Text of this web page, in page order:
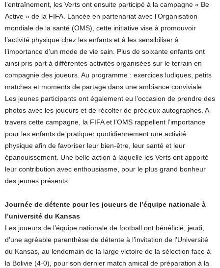
l’entraînement, les Verts ont ensuite participé à la campagne « Be
Active » de la FIFA. Lancée en partenariat avec l’Organisation
mondiale de la santé (OMS), cette initiative vise à promouvoir
l’activité physique chez les enfants et à les sensibiliser à
l’importance d’un mode de vie sain. Plus de soixante enfants ont
ainsi pris part à différentes activités organisées sur le terrain en
compagnie des joueurs. Au programme : exercices ludiques, petits
matches et moments de partage dans une ambiance conviviale.
Les jeunes participants ont également eu l’occasion de prendre des
photos avec les joueurs et de récolter de précieux autographes. A
travers cette campagne, la FIFA et l’OMS rappellent l’importance
pour les enfants de pratiquer quotidiennement une activité
physique afin de favoriser leur bien-être, leur santé et leur
épanouissement. Une belle action à laquelle les Verts ont apporté
leur contribution avec enthousiasme, pour le plus grand bonheur
des jeunes présents.
Journée de détente pour les joueurs de l’équipe nationale à
l’université du Kansas
Les joueurs de l’équipe nationale de football ont bénéficié, jeudi,
d’une agréable parenthèse de détente à l’invitation de l’Université
du Kansas, au lendemain de la large victoire de la sélection face à
la Bolivie (4-0), pour son dernier match amical de préparation à la